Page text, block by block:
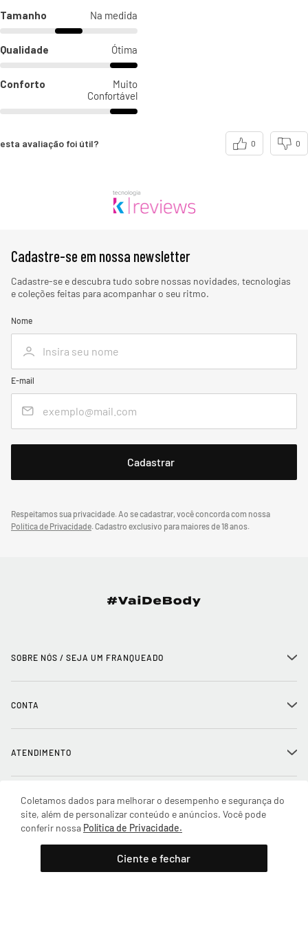
Coletamos dados para melhorar o desempenho e segurança do
site, além de personalizar conteúdo e anúncios. Você pode
conferir nossa Política de Privacidade.
Ciente e fechar
Adicionar à sacola
Tamanho Na medida
Qualidade Ótima
Conforto
Muito
Confortável
esta avaliação foi útil? 0 0
Cadastre-se em nossa newsletter
Cadastre-se e descubra tudo sobre nossas novidades, tecnologias
e coleções feitas para acompanhar o seu ritmo.
Nome
E-mail
Respeitamos sua privacidade. Ao se cadastrar, você concorda com nossa
Política de Privacidade.Cadastro exclusivo para maiores de 18 anos.
SOBRE NÓS / SEJA UM FRANQUEADO +
Trabalhe conosco
Conecte-se
Mapa do Site
CONTA +
Meus pedidos
ATENDIMENTO +
Formas de Pagamento
Entrega e Frete
NOSSAS LOJAS